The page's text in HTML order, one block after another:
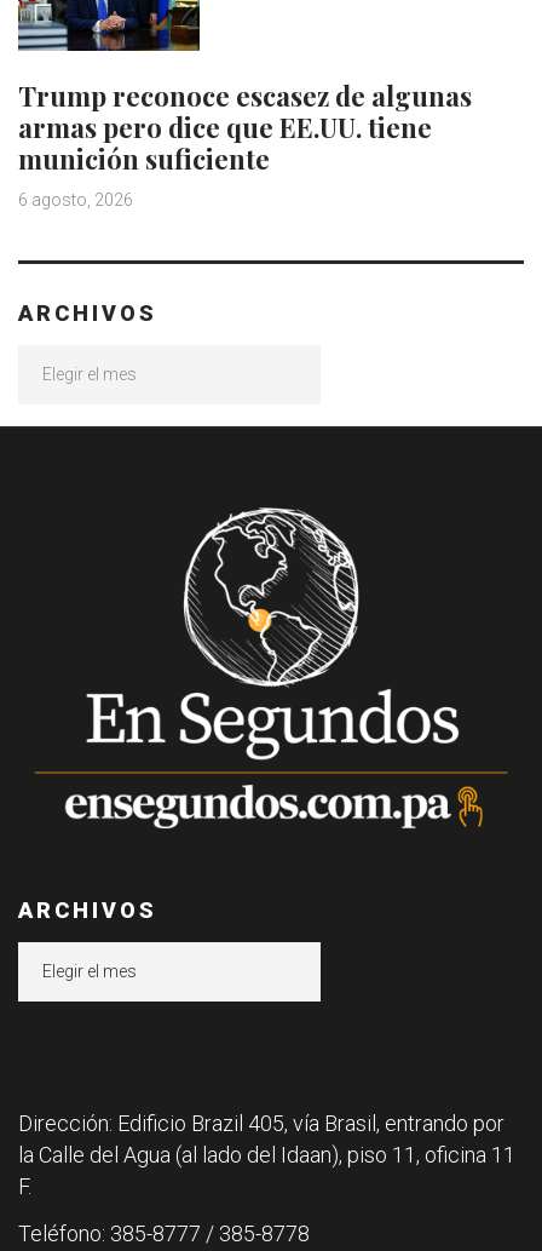
Trump reconoce escasez de algunas
armas pero dice que EE.UU. tiene
munición suficiente
6 agosto, 2026
ARCHIVOS
ARCHIVOS
Dirección: Edificio Brazil 405, vía Brasil, entrando por
la Calle del Agua (al lado del Idaan), piso 11, oficina 11
F.
Teléfono: 385-8777 / 385-8778